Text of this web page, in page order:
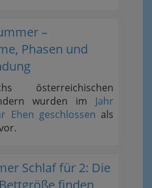
–
Phasen und
österreichischen
wurden im Jahr
Ehen geschlossen als
Schlaf für 2: Die
finden